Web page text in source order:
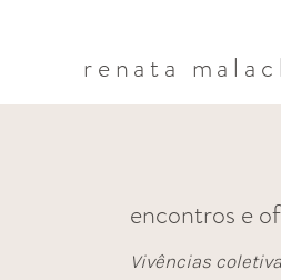
renata
encontros e
Vivências